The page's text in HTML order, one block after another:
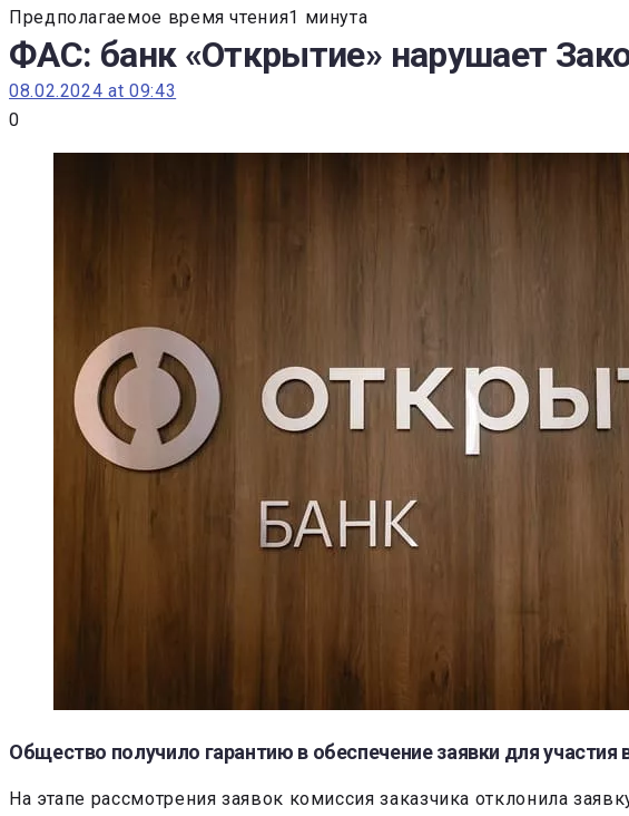
Предполагаемое время чтения1 минута
ФАС: банк «Открытие» нарушает
08.02.2024 at 09:43
0
Общество получило гарантию в обеспечение заявки для
На этапе рассмотрения заявок комиссия заказчика отклонила